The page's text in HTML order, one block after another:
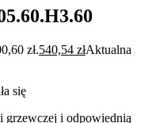
zł.540,54 złAktualna
się
grzewczej i odpowiednią